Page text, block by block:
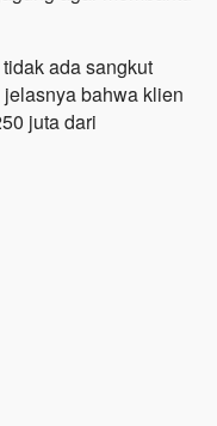
ada sangkut
bahwa klien
juta dari